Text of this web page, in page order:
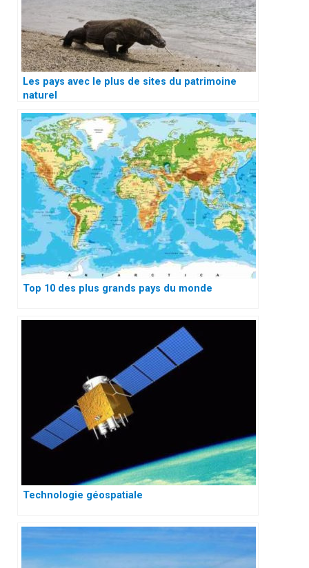
Les pays avec le plus de sites du patrimoine
naturel
Top 10 des plus grands pays du monde
Technologie géospatiale